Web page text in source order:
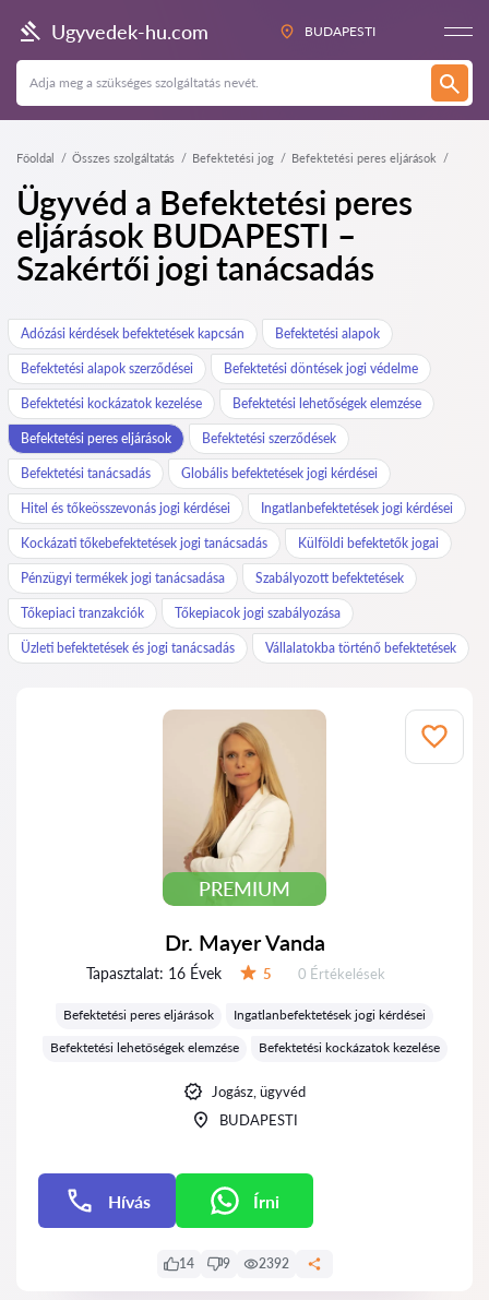
Ugyvedek-hu.com BUDAPESTI
Főoldal Összes szolgáltatás Befektetési jog Befektetési peres eljárások
Ügyvéd a Befektetési peres
eljárások BUDAPESTI –
Szakértői jogi tanácsadás
Adózási kérdések befektetések kapcsán Befektetési alapok
Befektetési alapok szerződései Befektetési döntések jogi védelme
Befektetési kockázatok kezelése Befektetési lehetőségek elemzése
Befektetési peres eljárások Befektetési szerződések
Befektetési tanácsadás Globális befektetések jogi kérdései
Hitel és tőkeösszevonás jogi kérdései Ingatlanbefektetések jogi kérdései
Kockázati tőkebefektetések jogi tanácsadás Külföldi befektetők jogai
Pénzügyi termékek jogi tanácsadása Szabályozott befektetések
Tőkepiaci tranzakciók Tőkepiacok jogi szabályozása
Üzleti befektetések és jogi tanácsadás Vállalatokba történő befektetések
PREMIUM
Dr. Mayer Vanda
Tapasztalat: 16 Évek 5 Értékelések:
0 Értékelések
Befektetési peres eljárások
Ingatlanbefektetések jogi kérdései
Befektetési lehetőségek elemzése
Befektetési kockázatok kezelése
Jogász, ügyvéd
BUDAPESTI
Hívás Írni
14 9 2392